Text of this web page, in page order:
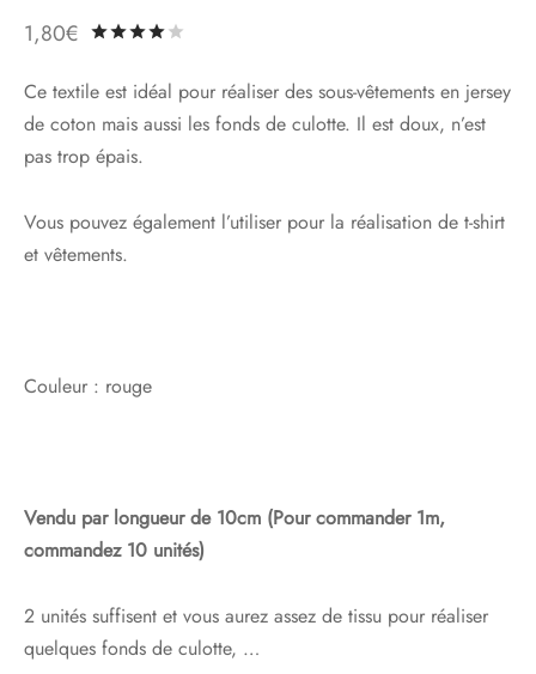
1,80€
Ce textile est idéal pour réaliser des sous-vêtements en jersey
de coton mais aussi les fonds de culotte. Il est doux, n’est
pas trop épais.
Vous pouvez également l’utiliser pour la réalisation de t-shirt
et vêtements.
Couleur : rouge
Vendu par longueur de 10cm (Pour commander 1m,
commandez 10 unités)
2 unités suffisent et vous aurez assez de tissu pour réaliser
quelques fonds de culotte, …